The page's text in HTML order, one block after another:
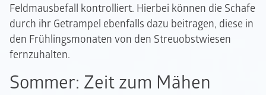
Feldmausbefall kontrolliert. Hierbei können die Schafe
durch ihr Getrampel ebenfalls dazu beitragen, diese in
den Frühlingsmonaten von den Streuobstwiesen
fernzuhalten.
Sommer: Zeit zum Mähen